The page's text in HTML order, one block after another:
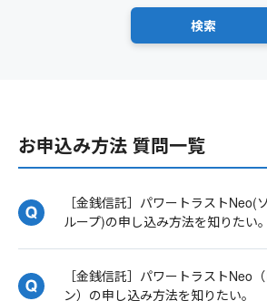
お申込み方法 質問一覧
［金銭信託］パワートラストNeo(
ループ)の申し込み方法を知りたい。
［金銭信託］パワートラストNeo
ン）の申し込み方法を知りたい。